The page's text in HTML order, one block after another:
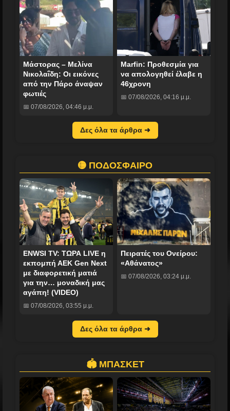
Μάστορας – Μελίνα
Νικολαΐδη: Οι εικόνες
από την Πάρο άναψαν
φωτιές
📅 07/08/2026, 04:46 μ.μ.
Marfin: Προθεσμία για
να απολογηθεί έλαβε η
46χρονη
📅 07/08/2026, 04:16 μ.μ.
Δες όλα τα άρθρα ➜
🟡 ΠΟΔΟΣΦΑΙΡΟ
ENWSI TV: ΤΩΡΑ LIVE η
εκπομπή ΑΕΚ Gen Next
με διαφορετική ματιά
για την… μοναδική μας
αγάπη! (VIDEO)
📅 07/08/2026, 03:55 μ.μ.
Πειρατές του Ονείρου:
«Αθάνατος»
📅 07/08/2026, 03:24 μ.μ.
Δες όλα τα άρθρα ➜
🏟️ ΜΠΑΣΚΕΤ